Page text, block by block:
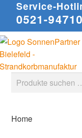
Service-
0521-
Zur
Navigation
springen
Zum
Inhalt
springen
Suche
Suchen
Home